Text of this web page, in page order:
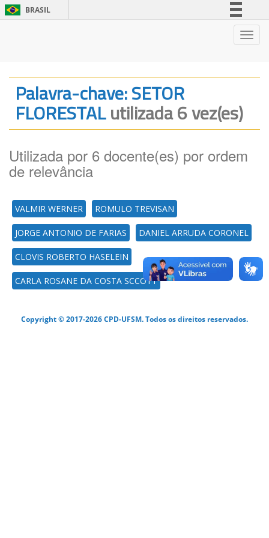
BRASIL
Legislação
Canais
Palavra-chave: SETOR
FLORESTALutilizada 6 vez(es)
Utilizada por 6 docente(es) por ordem
de relevância
VALMIR WERNER ROMULO TREVISAN
JORGE ANTONIO DE FARIAS DANIEL ARRUDA CORONEL
CLOVIS ROBERTO HASELEIN
CARLA ROSANE DA COSTA SCCOTT
Copyright © 2017-2026 CPD-UFSM. Todos os direitos reservados.